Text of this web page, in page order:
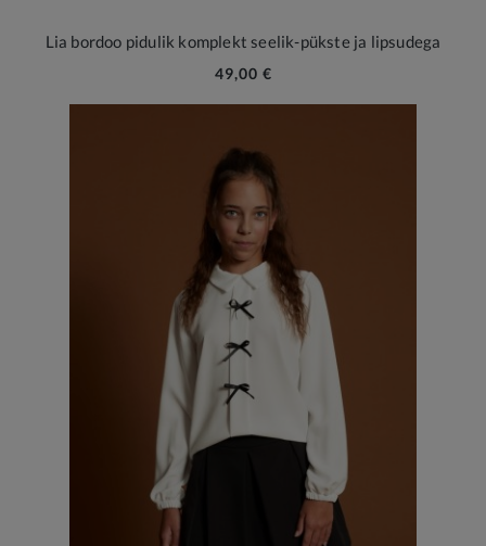
Lia bordoo pidulik komplekt seelik-pükste ja lipsudega
49,00 €